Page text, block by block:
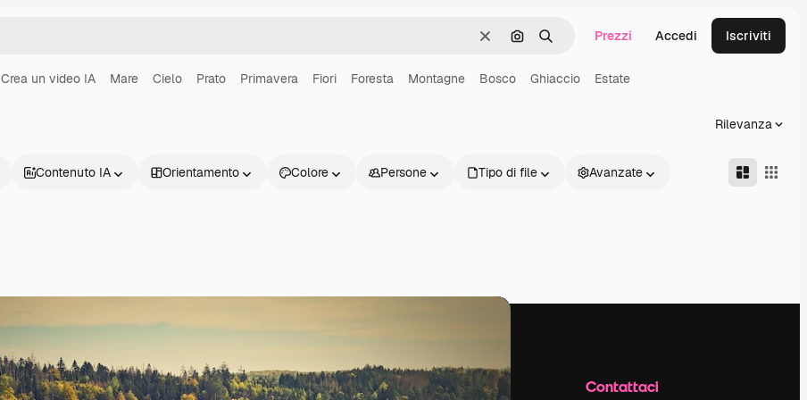
CancellaCerca per immagine
Ricerca Prezzi Accedi Iscriviti
Crea un video IA Mare Cielo Prato Primavera Fiori Foresta Montagne Bosco Ghiaccio Estate
Rilevanza
Contenuto IA Orientamento Colore Persone Tipo di file Avanzate
Prodotti Inizia Azienda Contattaci